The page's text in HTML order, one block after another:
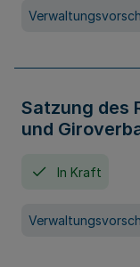
Satzung des
und
In Kraft